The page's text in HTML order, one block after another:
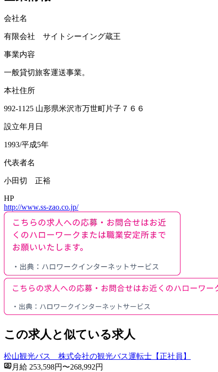
会社名
有限会社 サイトシーイング蔵王
事業内容
一般貸切旅客運送事業。
本社住所
992-1125 山形県米沢市万世町片子７６６
設立年月日
1993/平成5年
代表者名
小田切 正裕
HP
http://www.ss-zao.co.jp/
この求人と似ている求人
松山観光バス 株式会社の観光バス運転士【正社員】
月給 253,598円〜268,992円